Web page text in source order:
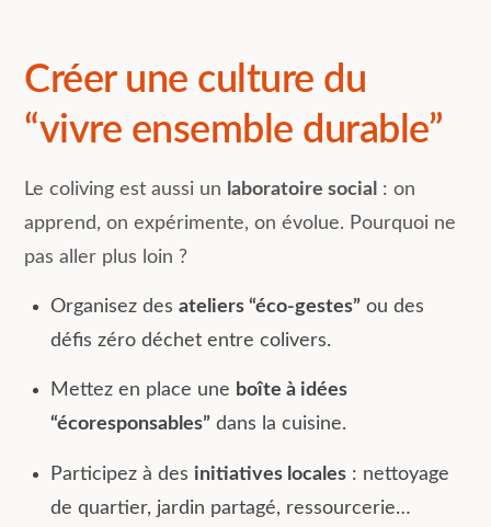
Créer une culture du
“vivre ensemble durable”
Le coliving est aussi un laboratoire social : on
apprend, on expérimente, on évolue. Pourquoi ne
pas aller plus loin ?
Organisez desateliers “éco-gestes” ou des
défis zéro déchet entre colivers.
Mettez en place une boîte à idées
“écoresponsables” dans la cuisine.
Participez à des initiatives locales : nettoyage
de quartier, jardin partagé, ressourcerie…